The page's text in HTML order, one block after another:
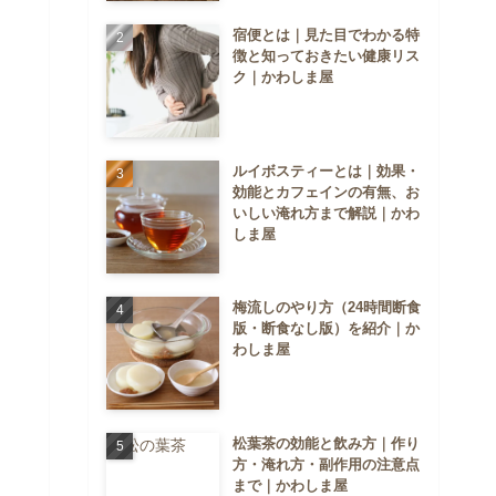
宿便とは｜見た目でわかる特
徴と知っておきたい健康リス
ク｜かわしま屋
ルイボスティーとは｜効果・
効能とカフェインの有無、お
いしい淹れ方まで解説｜かわ
しま屋
梅流しのやり方（24時間断食
版・断食なし版）を紹介｜か
わしま屋
松葉茶の効能と飲み方｜作り
方・淹れ方・副作用の注意点
まで｜かわしま屋